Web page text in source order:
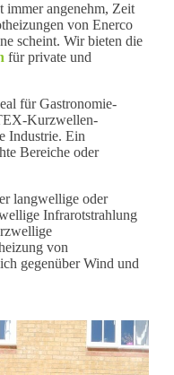
immer angenehm, Zeit
von Enerco
scheint. Wir bieten die
für private und
für Gastronomie-
Kurzwellen-
Industrie. Ein
Bereiche oder
langwellige oder
Infrarotstrahlung
von
gegenüber Wind und